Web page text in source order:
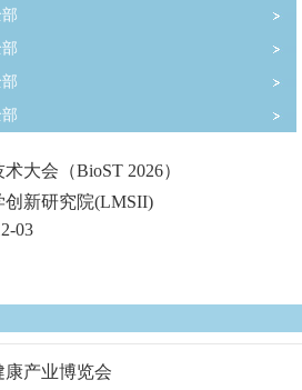
大会（BioST 2026）
创新研究院(LMSII)
03
康产业博览会